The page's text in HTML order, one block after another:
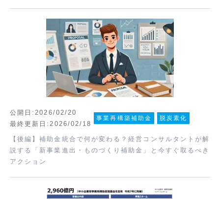
公開日:2026/02/20
最終更新日:2026/02/18
事業再構築補助金 脱炭素化
【後編】補助金統合で何が変わる？経営コンサルタントが解
説する「新事業進出・ものづくり補助金」と今すぐ取るべき
アクション